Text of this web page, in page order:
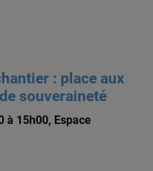
: place aux
souveraineté
à 15h00, Espace